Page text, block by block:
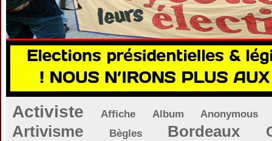
Activiste Affiche Album Anonymous
Artivisme Bègles Bordeaux